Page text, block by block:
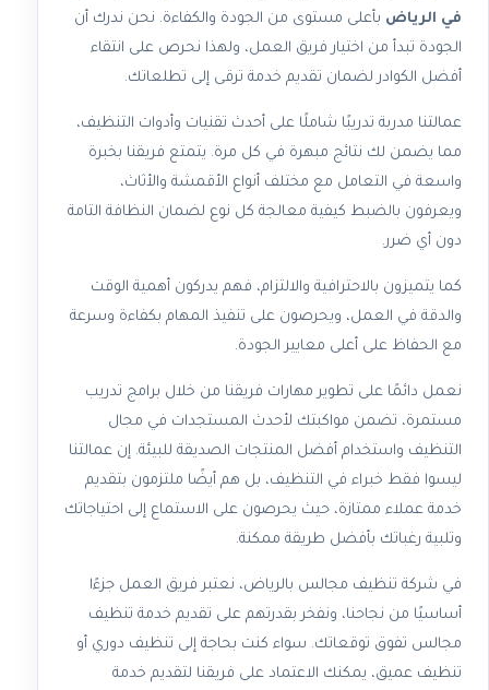
في الرياض بأعلى مستوى من الجودة والكفاءة. نحن ندرك أن
الجودة تبدأ من اختيار فريق العمل، ولهذا نحرص على انتقاء
أفضل الكوادر لضمان تقديم خدمة ترقى إلى تطلعاتك.
عمالتنا مدربة تدريبًا شاملًا على أحدث تقنيات وأدوات التنظيف،
مما يضمن لك نتائج مبهرة في كل مرة. يتمتع فريقنا بخبرة
واسعة في التعامل مع مختلف أنواع الأقمشة والأثاث،
ويعرفون بالضبط كيفية معالجة كل نوع لضمان النظافة التامة
دون أي ضرر.
كما يتميزون بالاحترافية والالتزام، فهم يدركون أهمية الوقت
والدقة في العمل، ويحرصون على تنفيذ المهام بكفاءة وسرعة
مع الحفاظ على أعلى معايير الجودة.
نعمل دائمًا على تطوير مهارات فريقنا من خلال برامج تدريب
مستمرة، تضمن مواكبتك لأحدث المستجدات في مجال
التنظيف واستخدام أفضل المنتجات الصديقة للبيئة. إن عمالتنا
ليسوا فقط خبراء في التنظيف، بل هم أيضًا ملتزمون بتقديم
خدمة عملاء ممتازة، حيث يحرصون على الاستماع إلى احتياجاتك
وتلبية رغباتك بأفضل طريقة ممكنة.
في شركة تنظيف مجالس بالرياض، نعتبر فريق العمل جزءًا
أساسيًا من نجاحنا، ونفخر بقدرتهم على تقديم خدمة تنظيف
مجالس تفوق توقعاتك. سواء كنت بحاجة إلى تنظيف دوري أو
تنظيف عميق، يمكنك الاعتماد على فريقنا لتقديم خدمة